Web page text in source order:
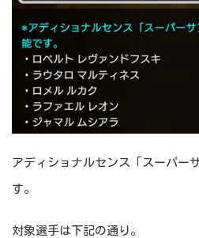
アディショナルセンス「スーパー
す。
対象選手は下記の通り。